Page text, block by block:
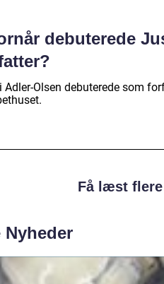
debuterede
Adler-Olsen debuterede som
Få læst
Nyheder